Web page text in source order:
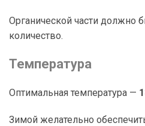
Органической части должно
количество.
Температура
Оптимальная температура —
Зимой желательно